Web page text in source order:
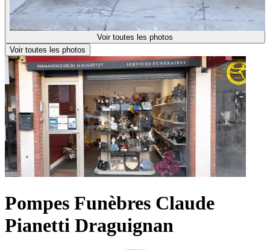
Voir toutes les photos
Voir toutes les photos
Pompes Funèbres Claude
Pianetti Draguignan